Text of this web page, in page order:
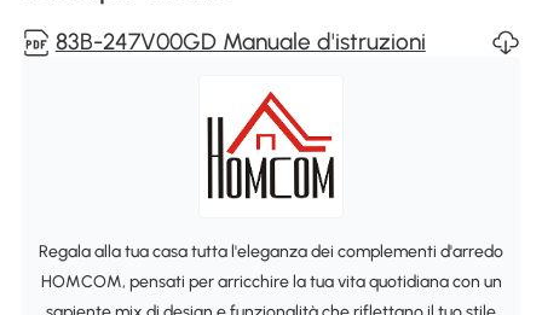
83B-247V00GD Manuale d'istruzioni
Regala alla tua casa tutta l'eleganza dei complementi d'arredo
HOMCOM, pensati per arricchire la tua vita quotidiana con un